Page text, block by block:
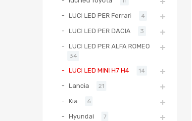
LUCI LED PER Ferrari 4
LUCI LED PER DACIA 3
LUCI LED PER ALFA ROMEO
34
LUCI LED MINI H7 H4 14
Lancia 21
Kia 6
Hyundai 7